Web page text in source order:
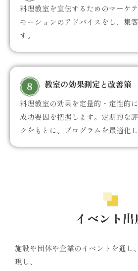
料理教室を宣伝するためのマーケ
モーションのアドバイスをし、集
す。
教室の効果測定と改善策
料理教室の効果を定量的・定性的
成功要因を把握します。定期的な
クをもとに、プログラムを最適化し
イベント出
施設や団体や企業のイベントを通し
現し、